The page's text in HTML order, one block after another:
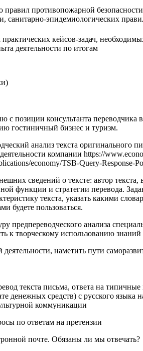
противопожарной
санитарно-эпидемиологических
кейсов-задач,
деятельности по итогам
с позиции консультанта переводчика
гостиничный бизнес и туризм.
анализ текста оригинального
компании https://
economy/TSB-Query-Response-
сведений о тексте: автор текста,
функции и стратегии перевода.
текста, указать какими
будете пользоваться.
предпереводческого анализа
к творческому использованию
наметить пути
текста письма, ответа на
денежных средств) с русского языка
коммуникации
по ответам на претензии
почте. Обязаны ли мы отвечать?